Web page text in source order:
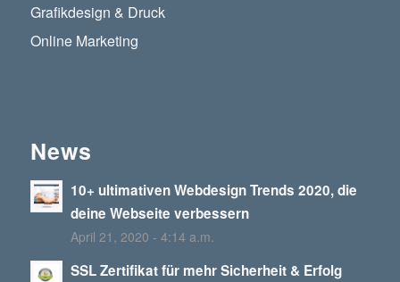
Grafikdesign & Druck
Online Marketing
News
10+ ultimativen Webdesign Trends 2020, die
deine Webseite verbessern
April 21, 2020 - 4:14 a.m.
SSL Zertifikat für mehr Sicherheit & Erfolg